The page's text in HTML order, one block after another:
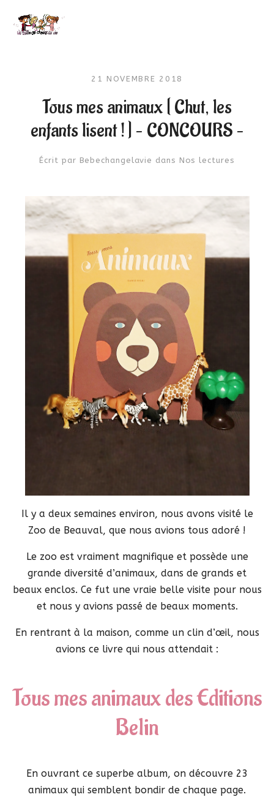
21 NOVEMBRE 2018
Tous mes animaux [ Chut, les
enfants lisent ! ] – CONCOURS –
Écrit par Bebechangelavie dans Nos lectures
Il y a deux semaines environ, nous avons visité le
Zoo de Beauval, que nous avions tous adoré !
Le zoo est vraiment magnifique et possède une
grande diversité d’animaux, dans de grands et
beaux enclos. Ce fut une vraie belle visite pour nous
et nous y avions passé de beaux moments.
En rentrant à la maison, comme un clin d’œil, nous
avions ce livre qui nous attendait :
Tous mes animaux des Editions
Belin
En ouvrant ce superbe album, on découvre 23
animaux qui semblent bondir de chaque page.